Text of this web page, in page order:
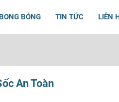
BÓNG TIN TỨC LIÊN
An Toàn